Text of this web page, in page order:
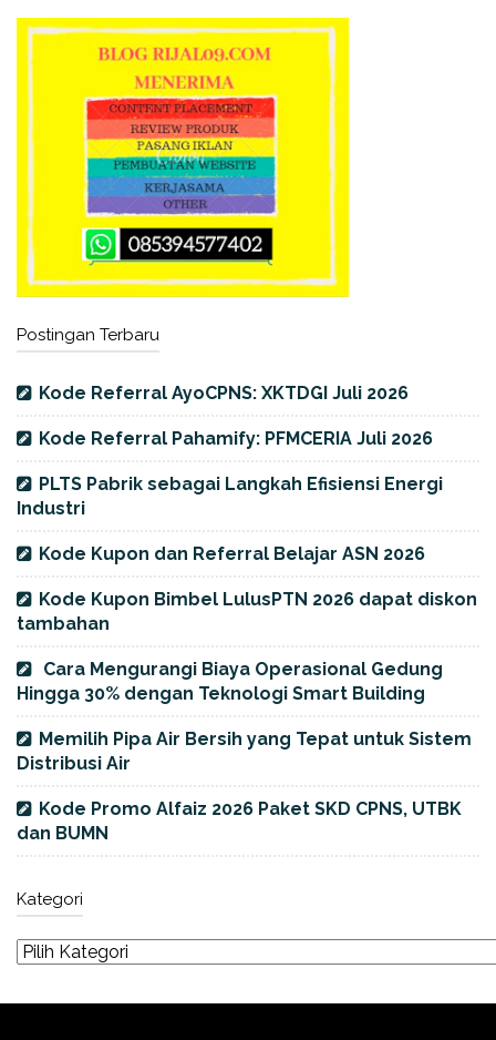
Postingan Terbaru
Kode Referral AyoCPNS: XKTDGI Juli 2026
Kode Referral Pahamify: PFMCERIA Juli 2026
PLTS Pabrik sebagai Langkah Efisiensi Energi
Industri
Kode Kupon dan Referral Belajar ASN 2026
Kode Kupon Bimbel LulusPTN 2026 dapat diskon
tambahan
Cara Mengurangi Biaya Operasional Gedung
Hingga 30% dengan Teknologi Smart Building
Memilih Pipa Air Bersih yang Tepat untuk Sistem
Distribusi Air
Kode Promo Alfaiz 2026 Paket SKD CPNS, UTBK
dan BUMN
Kategori